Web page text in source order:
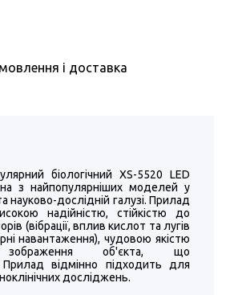
і доставка
біологічний XS-5520 LED
з найпопулярніших моделей у
науково-дослідній галузі. Прилад
надійністю, стійкістю до
(вібрації, вплив кислот та лугів
навантаження), чудовою якістю
зображення об'єкта, що
Прилад відмінно підходить для
досліджень.